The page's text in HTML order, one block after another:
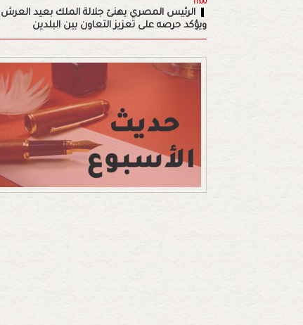
11:00
الرئيس المصري يهنئ جلالة الملك بعيد العرش
ويؤكد حرصه على تعزيز التعاون بين البلدين